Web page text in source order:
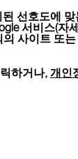
선호도에
서비스(자
사이트 또
하거나, 개인